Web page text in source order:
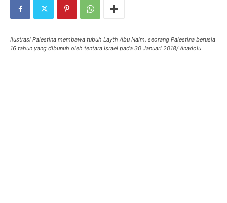
Ilustrasi Palestina membawa tubuh Layth Abu Naim, seorang Palestina berusia
16 tahun yang dibunuh oleh tentara Israel pada 30 Januari 2018/ Anadolu